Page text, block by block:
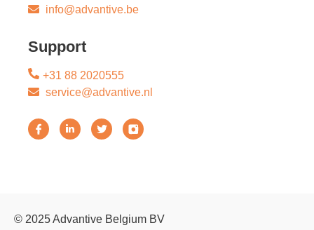
info@advantive.be
Support
+31 88 2020555
service@advantive.nl
© 2025 Advantive Belgium BV